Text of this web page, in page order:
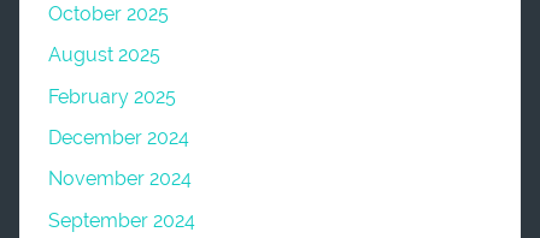
October 2025
August 2025
February 2025
December 2024
November 2024
September 2024